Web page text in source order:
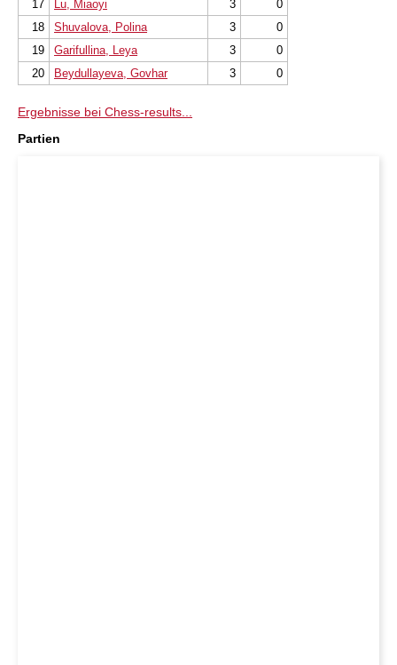
17 Lu, Miaoyi 3
0
18
Shuvalova, Polina 3
0
19
Garifullina, Leya 3
0
20
Beydullayeva, Govhar 3 0
Ergebnisse bei Chess-results...
Partien